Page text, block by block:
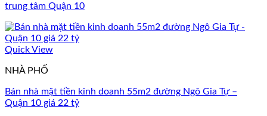
trung tâm Quận 10
Quick View
NHÀ PHỐ
Bán nhà mặt tiền kinh doanh 55m2 đường Ngô Gia Tự –
Quận 10 giá 22 tỷ